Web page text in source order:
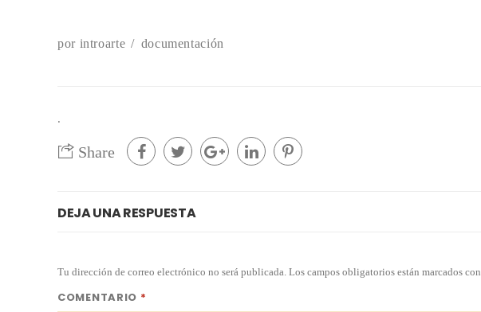
por introarte documentación
.
Share
DEJA UNA RESPUESTA
Tu dirección de correo electrónico no será publicada. Los campos obligatorios están marcados con
COMENTARIO *